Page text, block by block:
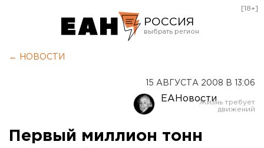
РОССИЯ
Оренбург
[18+]
← НОВОСТИ
15 АВГУСТА 2008 В 13:06
ЕАНовости
Первый миллион тонн